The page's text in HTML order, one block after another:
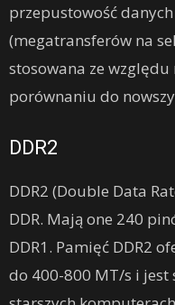
przepustowość
(megatransferów na
stosowana ze
porównaniu do
DDR2
DDR2 (Double Data
DDR. Mają one 240
DDR1. Pamięć DDR2
do 400-800 MT/s i jest